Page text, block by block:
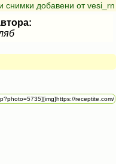
снимки добавени от vesi_rn